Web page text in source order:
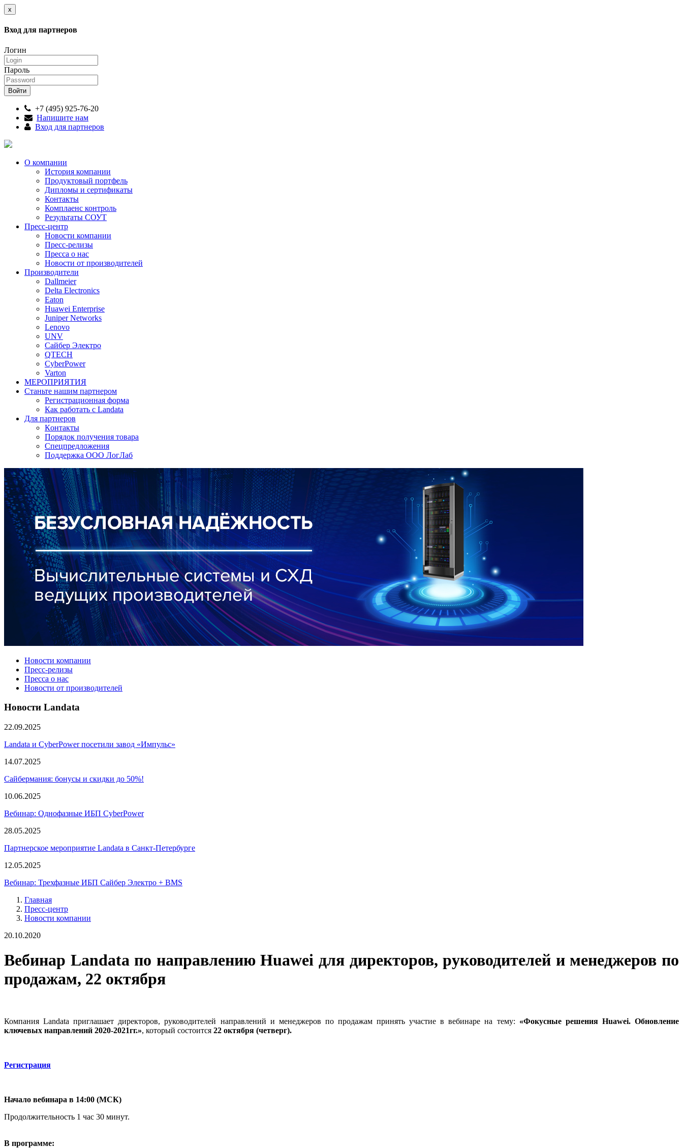
x
Вход для партнеров
Логин
Пароль
+7 (495) 925-76-20
Напишите нам
Вход для партнеров
О компании
История компании
Продуктовый портфель
Дипломы и сертификаты
Контакты
Комплаенс контроль
Результаты СОУТ
Пресс-центр
Новости компании
Пресс-релизы
Пресса о нас
Новости от производителей
Производители
Dallmeier
Delta Electronics
Eaton
Huawei Enterprise
Juniper Networks
Lenovo
UNV
Сайбер Электро
QTECH
CyberPower
Varton
МЕРОПРИЯТИЯ
Станьте нашим партнером
Регистрационная форма
Как работать с Landata
Для партнеров
Кoнтaкты
Порядок получения товара
Спецпредложения
Поддержка ООО ЛогЛаб
Новости компании
Пресс-релизы
Пресса о нас
Новости от производителей
Новости Landata
22.09.2025
Landata и CyberPower посетили завод «Импульс»
14.07.2025
Сайбермания: бонусы и скидки до 50%!
10.06.2025
Вебинар: Однофазные ИБП CyberPower
28.05.2025
Партнерское мероприятие Landata в Санкт-Петербурге
12.05.2025
Вебинар: Трехфазные ИБП Сайбер Электро + BMS
Главная
Пресс-центр
Новости компании
20.10.2020
Вебинар Landata по направлению Huawei для директоров, руководителей и менеджеров по
продажам, 22 октября
Компания Landata приглашает директоров, руководителей направлений и менеджеров по продажам принять участие в вебинаре на тему: «Фокусные решения Huawei. Обновление
ключевых направлений 2020-2021гг.», который состоится 22 октября (четверг).
Регистрация
Начало вебинара в 14:00 (МСК)
Продолжительность 1 час 30 минут.
В программе: